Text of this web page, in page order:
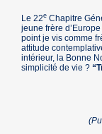
Le 22e Chapitre
jeune frère
point je vis comme
attitude
intérieur, la Bonne
simplicité de vie ?